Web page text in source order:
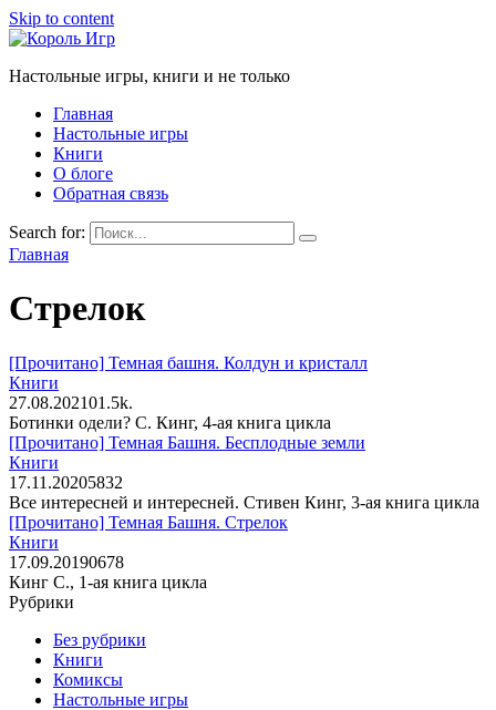
Skip to content
Настольные игры, книги и не только
Главная
Настольные игры
Книги
О блоге
Обратная связь
Search for:
Главная
Стрелок
[Прочитано] Темная башня. Колдун и кристалл
Книги
27.08.202101.5k.
Ботинки одели? С. Кинг, 4-ая книга цикла
[Прочитано] Темная Башня. Бесплодные земли
Книги
17.11.20205832
Все интересней и интересней. Стивен Кинг, 3-ая книга цикла
[Прочитано] Темная Башня. Стрелок
Книги
17.09.20190678
Кинг С., 1-ая книга цикла
Рубрики
Без рубрики
Книги
Комиксы
Настольные игры